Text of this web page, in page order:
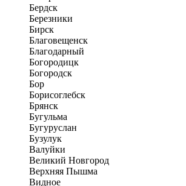
Бердск
Березники
Бирск
Благовещенск
Благодарный
Богородицк
Богородск
Бор
Борисоглебск
Брянск
Бугульма
Бугуруслан
Бузулук
Валуйки
Великий Новгород
Верхняя Пышма
Видное